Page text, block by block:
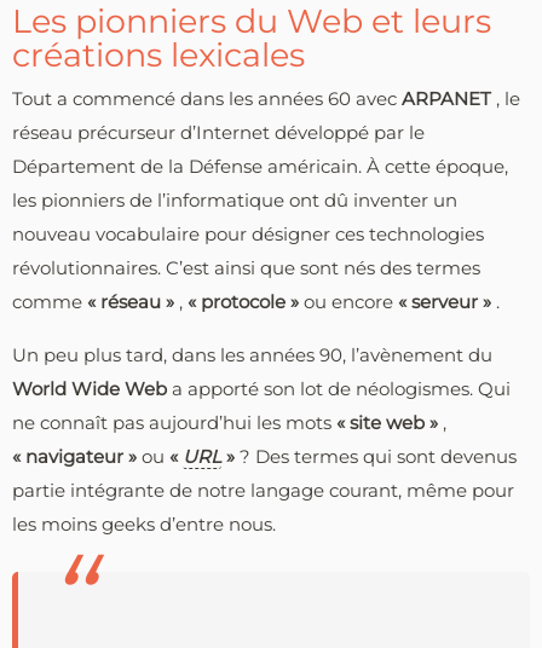
Les pionniers du Web et leurs
créations lexicales
Tout a commencé dans les années 60 avec ARPANET , le
réseau précurseur d’Internet développé par le
Département de la Défense américain. À cette époque,
les pionniers de l’informatique ont dû inventer un
nouveau vocabulaire pour désigner ces technologies
révolutionnaires. C’est ainsi que sont nés des termes
comme « réseau » , « protocole » ou encore « serveur » .
Un peu plus tard, dans les années 90, l’avènement du
World Wide Web a apporté son lot de néologismes. Qui
ne connaît pas aujourd’hui les mots « site web » ,
« navigateur » ou « URL» ? Des termes qui sont devenus
partie intégrante de notre langage courant, même pour
les moins geeks d’entre nous.